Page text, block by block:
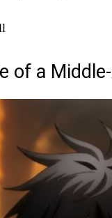
of a